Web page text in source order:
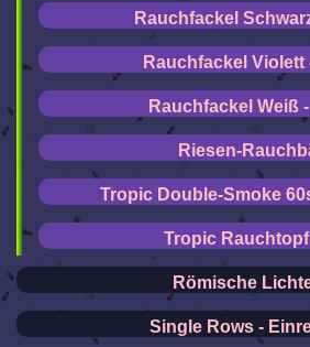
Rauchfackel
Rauchfackel Violett
Rauchfackel Weiß
Riesen-
Tropic Double-Smoke
Tropic
Römische
Single Rows -